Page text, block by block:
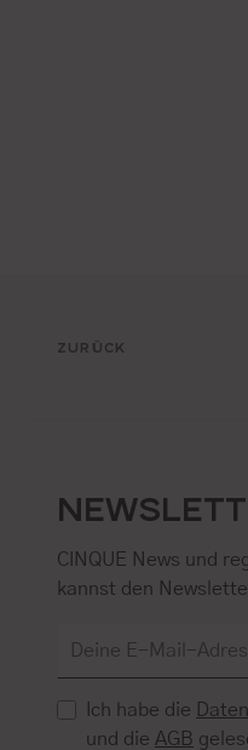
ZURÜCK
CINQUE News und
kannst den
Ich habe die
und die AGB